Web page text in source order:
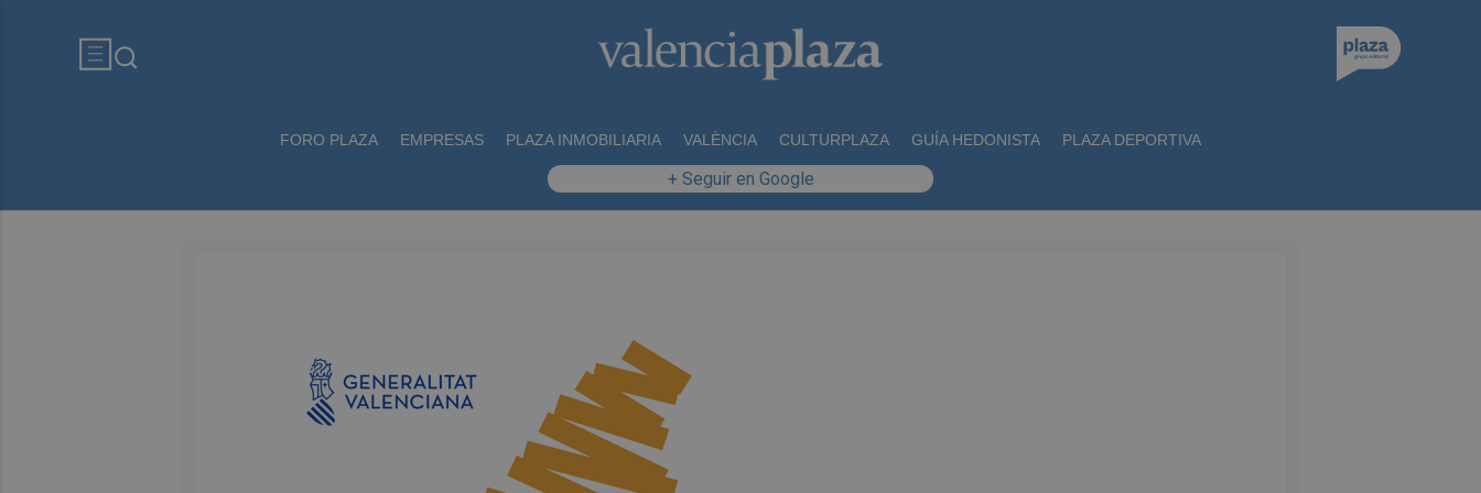
FORO PLAZA EMPRESAS PLAZA INMOBILIARIA VALÈNCIA CULTURPLAZA GUÍA HEDONISTA PLAZA DEPORTIVA
+ Seguir en Google